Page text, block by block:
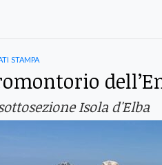
stampa
Isola d'Elba